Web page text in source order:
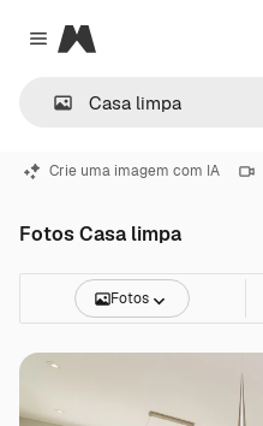
Close menu
Magnific
Crie uma imagem com IA
Fotos Casa limpa
Fotos